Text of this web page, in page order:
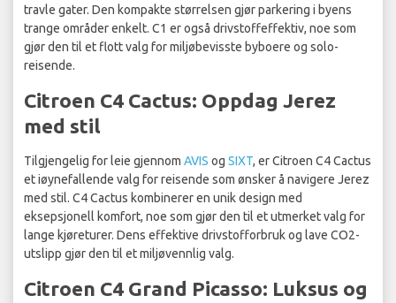
travle gater. Den kompakte størrelsen gjør parkering i byens
trange områder enkelt. C1 er også drivstoffeffektiv, noe som
gjør den til et flott valg for miljøbevisste byboere og solo-
reisende.
Citroen C4 Cactus: Oppdag Jerez
med stil
Tilgjengelig for leie gjennom AVIS og SIXT, er Citroen C4 Cactus
et iøynefallende valg for reisende som ønsker å navigere Jerez
med stil. C4 Cactus kombinerer en unik design med
eksepsjonell komfort, noe som gjør den til et utmerket valg for
lange kjøreturer. Dens effektive drivstofforbruk og lave CO2-
utslipp gjør den til et miljøvennlig valg.
Citroen C4 Grand Picasso: Luksus og